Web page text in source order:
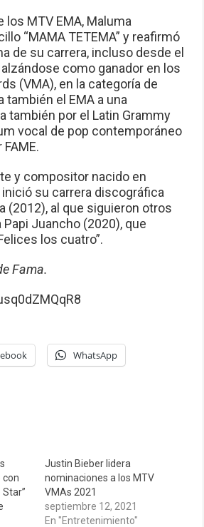
los MTV EMA, Maluma
“MAMA TETEMA” y reafirmó
de su carrera, incluso desde el
como ganador en los
(VMA), en la categoría de
también el EMA a una
también por el Latin Grammy
vocal de pop contemporáneo
y compositor nacido en
su carrera discográfica
(2012), al que siguieron otros
Juancho (2020), que
los cuatro”.​
Fama.
WhatsApp
con
Star”
Justin Bieber lidera
nominaciones a los MTV
VMAs 2021
septiembre 12, 2021
En "Entretenimiento"